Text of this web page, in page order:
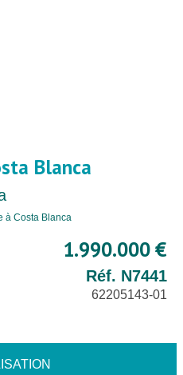
Blanca
à Costa Blanca
1.990.000 €
Réf. N7441
62205143-01